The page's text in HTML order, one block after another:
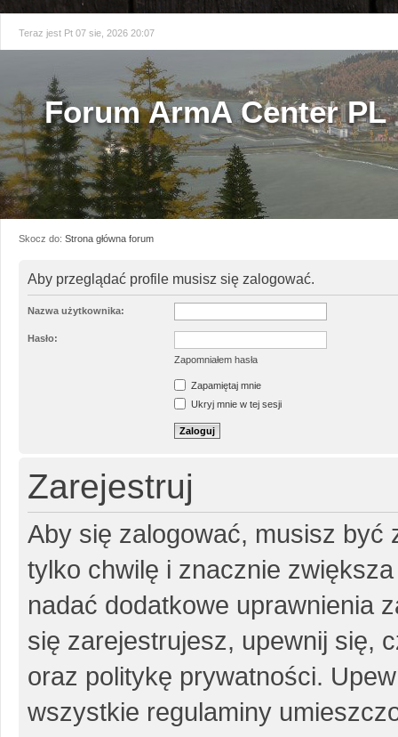
Teraz jest Pt 07 sie, 2026 20:07
Forum ArmA Center PL
Skocz do: Strona główna forum
Aby przeglądać profile musisz się zalogować.
Nazwa użytkownika:
Hasło:
Zapomniałem hasła
Zapamiętaj mnie
Ukryj mnie w tej sesji
Zarejestruj
Aby się zalogować, musisz być
tylko chwilę i znacznie
nadać dodatkowe uprawnienia
się zarejestrujesz, upewnij się,
oraz politykę prywatności.
wszystkie regulaminy